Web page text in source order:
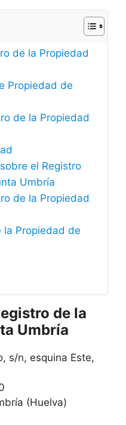
de la Propiedad
Propiedad de
de la Propiedad
el Registro
Umbría
de la Propiedad
la Propiedad de
de la
Umbría
s/n, esquina Este,
(Huelva)